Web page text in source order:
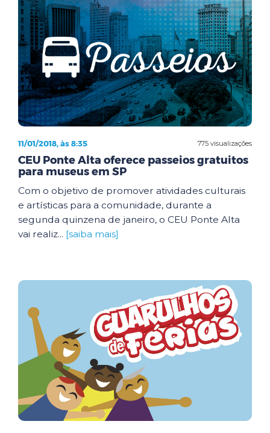
775 visualizações
11/01/2018, às 8:35
CEU Ponte Alta oferece passeios gratuitos
para museus em SP
Com o objetivo de promover atividades culturais
e artísticas para a comunidade, durante a
segunda quinzena de janeiro, o CEU Ponte Alta
vai realiz... [saiba mais]